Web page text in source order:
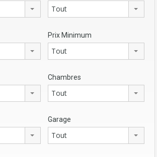
Tout
Prix Minimum
Tout
Chambres
Tout
Garage
Tout